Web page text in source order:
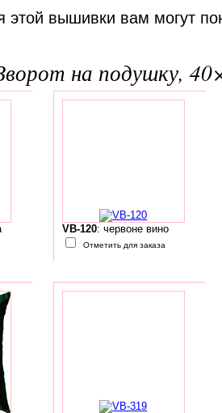
вышивки вам могут
зворот на подушку,
VB-120: червоне вино
Отметить для заказа